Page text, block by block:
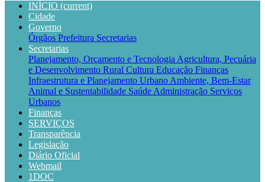
INÍCIO (current)
Cidade
Governo
Órgãos Prefeitura Secretarias
Secretarias
Planejamento, Orçamento e Tecnologia Agricultura, Pecuária
e Desenvolvimento Rural Cultura Educação Finanças
Infraestrutura e Planejamento Urbano Ambiente, Bem-Estar
Animal e Sustentabilidade Saúde Administração Serviços
Urbanos
Finanças
SERVIÇOS
Transparência
Legislação
Diário Oficial
Webmail
1DOC